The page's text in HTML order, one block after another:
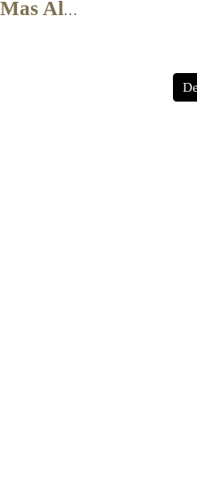
Casa Pareada obra nueva Mas Alba – 10728